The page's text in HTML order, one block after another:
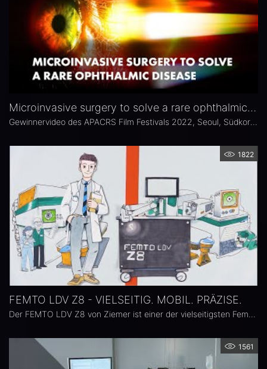
Microinvasive surgery to solve a rare ophthalmic disease
1822
FEMTO LDV Z8 - VIELSEITIG. MOBIL. PRÄZISE.
1561